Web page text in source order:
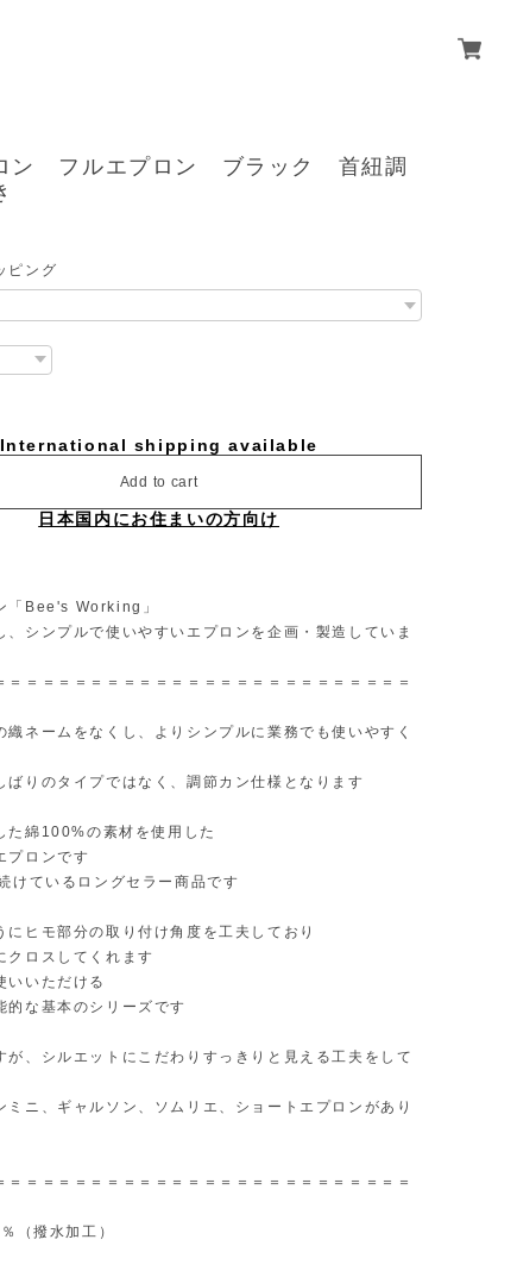
ン フルエプロン ブラック 首紐調
ピング
International shipping available
Add to cart
日本国内にお住まいの方向け
「Bee's Working」
、シンプルで使いやすいエプロンを企画・製造していま
＝＝＝＝＝＝＝＝＝＝＝＝＝＝＝＝＝＝＝＝＝＝＝＝＝
ネームをなくし、よりシンプルに業務でも使いやすく
りのタイプではなく、調節カン仕様となります
た綿100%の素材を使用した
プロンです
けているロングセラー商品です
にヒモ部分の取り付け角度を工夫しており
クロスしてくれます
いいただける
的な基本のシリーズです
が、シルエットにこだわりすっきりと見える工夫をして
ミニ、ギャルソン、ソムリエ、ショートエプロンがあり
＝＝＝＝＝＝＝＝＝＝＝＝＝＝＝＝＝＝＝＝＝＝＝＝＝
（撥水加工）